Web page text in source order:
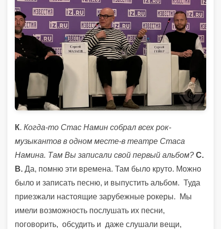
К. Когда-то Стас Намин собрал всех рок-
музыкантов в одном месте-в театре Стаса
Намина. Там Вы записали свой первый альбом? С.
В. Да, помню эти времена. Там было круто. Можно
было и записать песню, и выпустить альбом. Туда
приезжали настоящие зарубежные рокеры. Мы
имели возможность послушать их песни,
поговорить, обсудить и даже слушали вещи,